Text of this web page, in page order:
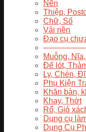
Nến
Thiệp,
Chữ, Số
Vải nền
Đạo cụ
Muỗng,
Đế lót,
Ly, Chén,
Phụ Kiện
Khăn bàn,
Khay, Thớt
Rổ, Giỏ
Dụng cụ
Dụng Cụ